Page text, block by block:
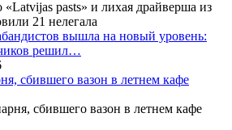
вышла на новый уровень:
решил…
сбившего вазон в летнем кафе